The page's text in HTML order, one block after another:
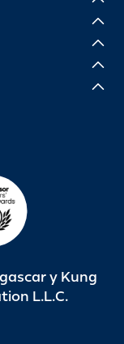
y Kung
L.L.C.